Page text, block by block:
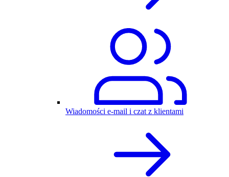
Wiadomości e-mail i czat z klientami